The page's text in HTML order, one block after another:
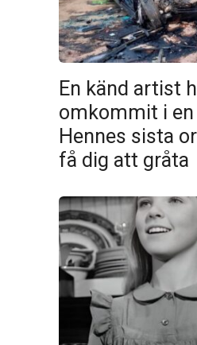
En känd artist
omkommit i en
Hennes sista
få dig att gråta